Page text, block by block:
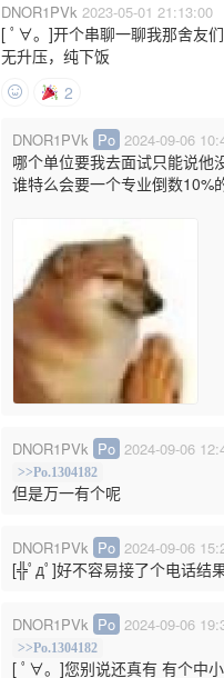
DNOR1PVk 2023-05-01 21:13:00
[ ﾟ∀。]开个串聊一聊我那舍友们
无升压，纯下饭
2
DNOR1PVk Po 2024-09-06
哪个单位要我去面试只能说他
谁特么会要一个专业倒数10%
DNOR1PVk Po 2024-09-06
>>Po.1304182
但是万一有个呢
DNOR1PVk Po 2024-09-06
[╬ﾟдﾟ]好不容易接了个电话结
DNOR1PVk Po 2024-09-06
>>Po.1304182
[ ﾟ∀。]您别说还真有 有个中